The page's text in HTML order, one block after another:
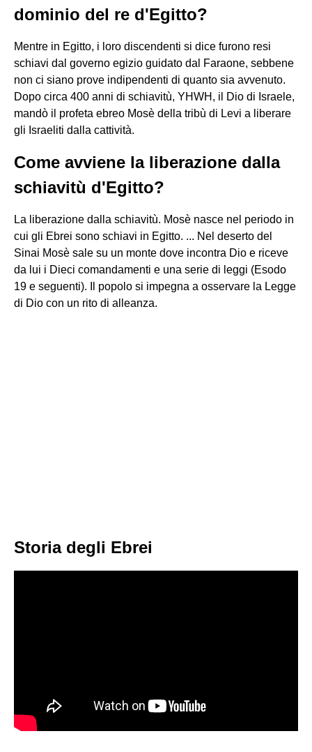
dominio del re d'Egitto?
Mentre in Egitto, i loro discendenti si dice furono resi
schiavi dal governo egizio guidato dal Faraone, sebbene
non ci siano prove indipendenti di quanto sia avvenuto.
Dopo circa 400 anni di schiavitù, YHWH, il Dio di Israele,
mandò il profeta ebreo Mosè della tribù di Levi a liberare
gli Israeliti dalla cattività.
Come avviene la liberazione dalla
schiavitù d'Egitto?
La liberazione dalla schiavitù. Mosè nasce nel periodo in
cui gli Ebrei sono schiavi in Egitto. ... Nel deserto del
Sinai Mosè sale su un monte dove incontra Dio e riceve
da lui i Dieci comandamenti e una serie di leggi (Esodo
19 e seguenti). Il popolo si impegna a osservare la Legge
di Dio con un rito di alleanza.
Storia degli Ebrei